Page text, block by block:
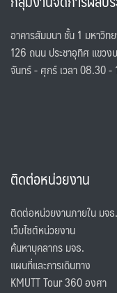
อาคารสัมมนา ชั้น 1 มหาวิท
126 ถนน ประชาอุทิศ แขว
จันทร์ - ศุกร์ เวลา 08.30 -
ติดต่อหน่วยงาน
ติดต่อหน่วยงานภายใน มจธ.
เว็บไซต์หน่วยงาน
ค้นหาบุคลากร มจธ.
แผนที่และการเดินทาง
KMUTT Tour 360 องศา